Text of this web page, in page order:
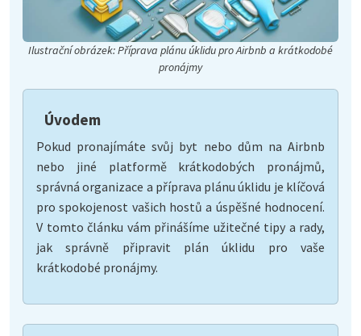
Ilustrační obrázek: Příprava plánu úklidu pro Airbnb a krátkodobé
pronájmy
Úvodem
Pokud pronajímáte svůj byt nebo dům na Airbnb
nebo jiné platformě krátkodobých pronájmů,
správná organizace a příprava plánu úklidu je klíčová
pro spokojenost vašich hostů a úspěšné hodnocení.
V tomto článku vám přinášíme užitečné tipy a rady,
jak správně připravit plán úklidu pro vaše
krátkodobé pronájmy.